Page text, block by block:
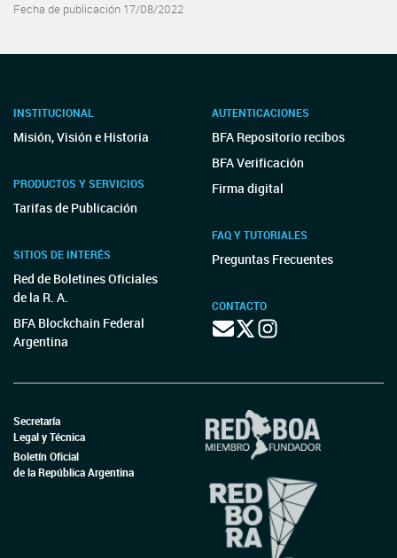
Fecha de publicación 17/08/2022
INSTITUCIONAL
Misión, Visión e Historia
PRODUCTOS Y SERVICIOS
Tarifas de Publicación
SITIOS DE INTERÉS
Red de Boletines Oficiales
de la R. A.
BFA Blockchain Federal
Argentina
AUTENTICACIONES
BFA Repositorio recibos
BFA Verificación
Firma digital
FAQ Y TUTORIALES
Preguntas Frecuentes
CONTACTO
Secretaría
Legal y Técnica
Boletín Oficial
de la República Argentina